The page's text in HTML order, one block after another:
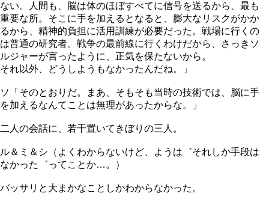
ない。人間も、脳は体のほぼすべてに信号を送るから、最も
重要な所。そこに手を加えるとなると、膨大なリスクがかか
るから、精神的負担に活用訓練が必要だった。戦場に行くの
は普通の研究者。戦争の最前線に行くわけだから、さっきソ
ルジャーが言ったように、正気を保たないから。
それ以外、どうしようもなかったんだね。」
ソ「そのとおりだ。まあ、そもそも当時の技術では、脳に手
を加えるなんてことは無理があったからな。」
二人の会話に、若干置いてきぼりの三人。
ル＆ミ＆シ（よくわからないけど、ようは゛それしか手段は
なかった゛ってことか…。）
バッサリと大まかなことしかわからなかった。